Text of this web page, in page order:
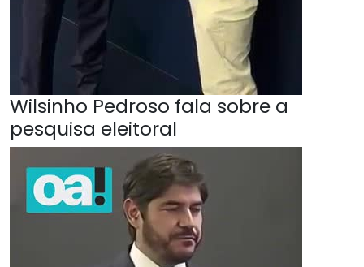
Wilsinho Pedroso fala sobre a
pesquisa eleitoral